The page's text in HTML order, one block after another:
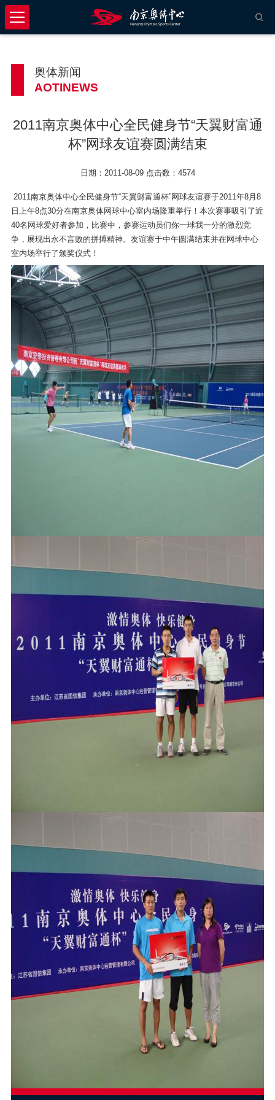
奥体新闻
AOTINEWS
2011南京奥体中心全民健身节“天翼财富通
杯”网球友谊赛圆满结束
日期：2011-08-09 点击数：4574
2011南京奥体中心全民健身节“天翼财富通杯”网球友谊赛于2011年8月8
日 上午8点30分在南京奥体网球中心室内场隆重举行！本次赛事吸引了近
40名网球爱好者参加，比赛中，参赛运动员们你一球我一分的激烈竞
争，展现出永不言败的拼搏精神。友谊赛于中午圆满结束并在网球中心
室内场举行了颁奖仪式！